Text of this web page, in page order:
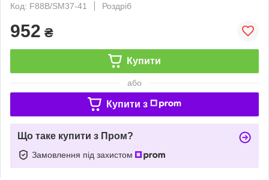
Код: F88B/SM37-41
Роздріб
952 ₴
Купити
або
Купити з
Що таке купити з Пром?
Замовлення під захистом